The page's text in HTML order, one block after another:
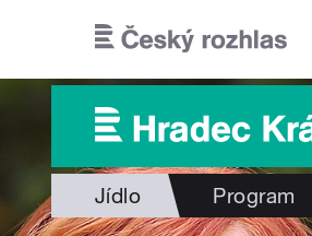
Jídlo Program